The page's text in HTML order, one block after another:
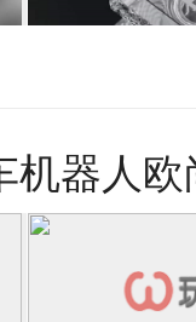
机器人